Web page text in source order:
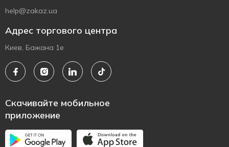
help@zakaz.ua
Адрес торгового центра
Киев, Бажана 1е
Скачивайте мобильное
приложение